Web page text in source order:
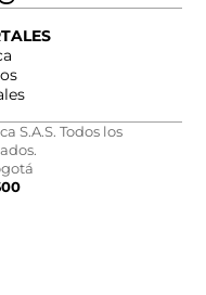
S.A.S. Todos los